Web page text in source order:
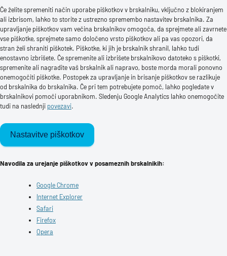
Če želite spremeniti način uporabe piškotkov v brskalniku, vključno z blokiranjem
ali izbrisom, lahko to storite z ustrezno spremembo nastavitev brskalnika. Za
upravljanje piškotkov vam večina brskalnikov omogoča, da sprejmete ali zavrnete
vse piškotke, sprejmete samo določeno vrsto piškotkov ali pa vas opozori, da
stran želi shraniti piškotek. Piškotke, ki jih je brskalnik shranil, lahko tudi
enostavno izbrišete. Če spremenite ali izbrišete brskalnikovo datoteko s piškotki,
spremenite ali nagradite vaš brskalnik ali napravo, boste morda morali ponovno
onemogočiti piškotke. Postopek za upravljanje in brisanje piškotkov se razlikuje
od brskalnika do brskalnika. Če pri tem potrebujete pomoč, lahko pogledate v
brskalnikovi pomoči uporabnikom. Sledenju Google Analytics lahko onemogočite
tudi na naslednji povezavi.
Nastavitve piškotkov
Navodila za urejanje piškotkov v posameznih brskalnikih:
Google Chrome
Internet Explorer
Safari
Firefox
Opera